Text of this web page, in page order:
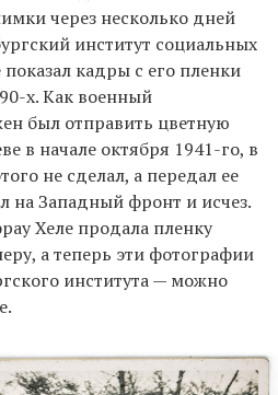
через несколько дней
институт социальных
кадры с его пленки
х. Как военный
был отправить цветную
в начале октября 1941-го, в
не сделал, а передал ее
на Западный фронт и исчез.
Хеле продала пленку
а теперь эти фотографии
института — можно